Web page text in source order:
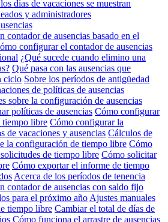
días de vacaciones se muestran
y administradores
contador de ausencias basado en el
configurar el contador de ausencias
¿Qué sucede cuando elimino una
Qué pasa con las ausencias que
ciclo Sobre los períodos de antigüedad
de políticas de ausencias
sobre la configuración de ausencias
políticas de ausencias Cómo configurar
tiempo libre Cómo configurar la
de vacaciones y ausencias Cálculos de
la configuración de tiempo libre Cómo
de tiempo libre Cómo solicitar
Cómo exportar el informe de tiempo
Acerca de los períodos de tenencia
contador de ausencias con saldo fijo
para el próximo año Ajustes manuales
tiempo libre Cambiar el total de días de
Cómo funciona el arrastre de ausencias